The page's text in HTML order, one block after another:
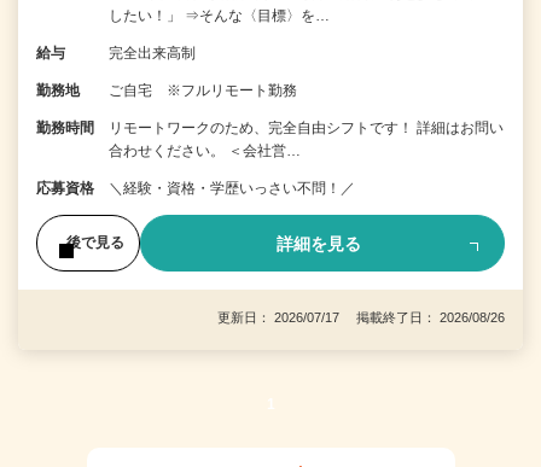
したい！」 ⇒そんな〈目標〉を…
給与 完全出来高制
勤務地 ご自宅 ※フルリモート勤務
勤務時間
リモートワークのため、完全自由シフトです！ 詳細はお問い
合わせください。 ＜会社営…
応募資格 ＼経験・資格・学歴いっさい不問！／
後で見る 詳細を見る
更新日： 2026/07/17 掲載終了日： 2026/08/26
1